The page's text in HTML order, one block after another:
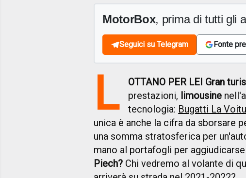
MotorBox, prima di tutti gli
Seguici su Telegram Fonte
L OTTANO PER LEI Gran
prestazioni, limousine
tecnologia: Bugatti La
unica è anche la cifra da sborsare
una somma stratosferica per
mano al portafogli per
Piech? Chi vedremo al volante di